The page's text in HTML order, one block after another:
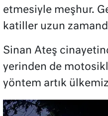
etmesiyle meşhur.
katiller uzun
Sinan Ateş
yerinden de
yöntem artık